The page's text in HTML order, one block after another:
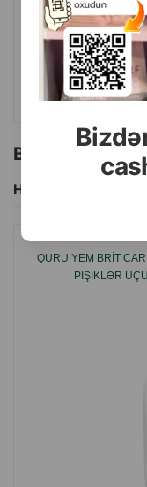
Кq (çəki ilə)
Bu brendin
Hamısını Gör
QURU YEM BRIT
PIŞIKLƏR